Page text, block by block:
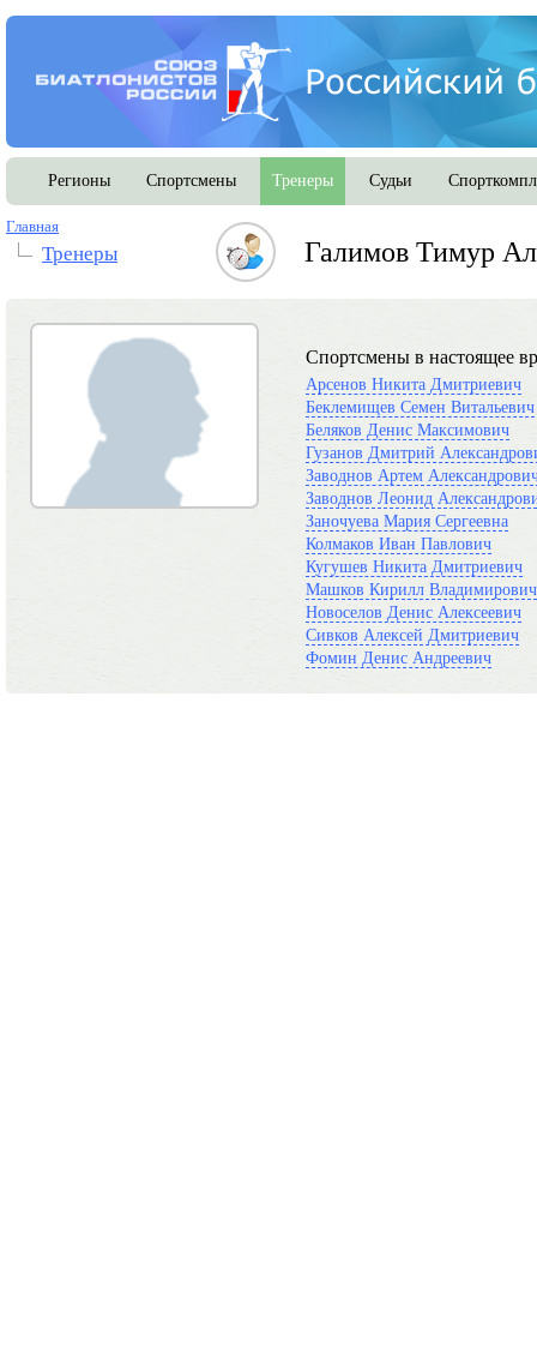
Регионы Спортсмены Тренеры Судьи
Главная
Тренеры Галимов Тимур
Спортсмены в настоящее
Арсенов Никита Дмитриевич
Беклемищев Семен Витальевич
Беляков Денис Максимович
Гузанов Дмитрий
Заводнов Артем
Заводнов Леонид
Заночуева Мария Сергеевна
Колмаков Иван Павлович
Кугушев Никита Дмитриевич
Машков Кирилл Владимирович
Новоселов Денис Алексеевич
Сивков Алексей Дмитриевич
Фомин Денис Андреевич